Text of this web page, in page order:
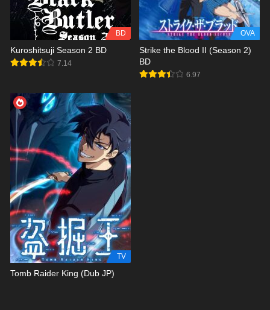
BD
Kuroshitsuji Season 2 BD
7.14
OVA
Strike the Blood II (Season 2)
BD
6.97
TV
Tomb Raider King (Dub JP)